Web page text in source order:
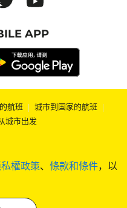
私權政策、 條款和條件，以
APP
航班 | 城市到国家的航班 |
城市出发